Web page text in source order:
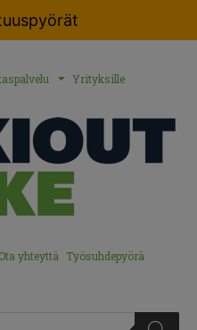
Yrityksille
Ota yhteyttä Työsuhdepyörä